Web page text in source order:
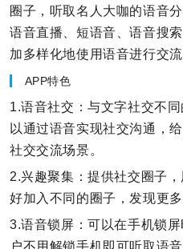
圈子，听取名人大咖的语音
语音直播、短语音、语音搜
加多样化地使用语音进行交流
APP特色
1.语音社交：与文字社交不
以通过语音实现社交沟通，
社交交流场景。
2.兴趣聚集：提供社交圈子
好加入不同的圈子，发现更多
3.语音锁屏：可以在手机锁